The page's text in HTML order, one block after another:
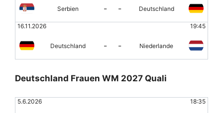
Serbien - - Deutschland
16.11.2026 19:45
Deutschland - - Niederlande
Deutschland Frauen WM 2027 Quali
5.6.2026 18:35